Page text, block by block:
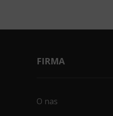
FIRMA
O nas